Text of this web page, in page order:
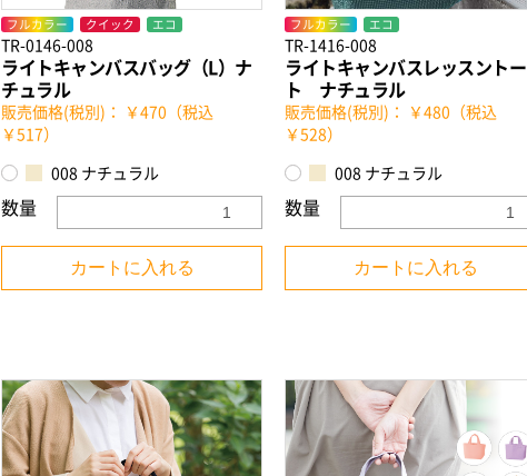
フルカラー クイック エコ
TR-0146-008
ライトキャンバスバッグ（L）ナ
チュラル
販売価格(税別)： ￥470（税込
￥517）
008 ナチュラル
数量
カートに入れる
フルカラー エコ
TR-1416-008
ライトキャンバスレッスントー
ト ナチュラル
販売価格(税別)： ￥480（税込
￥528）
008 ナチュラル
数量
カートに入れる